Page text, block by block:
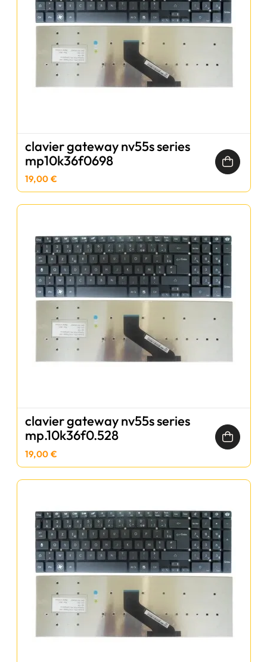
clavier gateway nv55s series
mp10k36f0698
19,00 €
clavier gateway nv55s series
mp.10k36f0.528
19,00 €